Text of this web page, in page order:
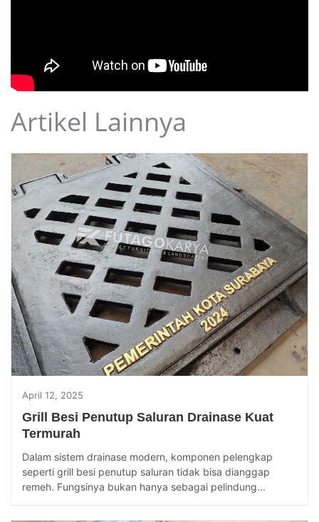
Artikel Lainnya
April 12, 2025
Grill Besi Penutup Saluran Drainase Kuat
Termurah
Dalam sistem drainase modern, komponen pelengkap
seperti grill besi penutup saluran tidak bisa dianggap
remeh. Fungsinya bukan hanya sebagai pelindung...